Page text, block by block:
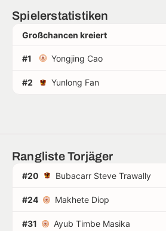
Spielerstatistiken
Großchancen kreiert
#1 Yongjing Cao
#2 Yunlong Fan
Rangliste Torjäger
#20 Bubacarr Steve Trawally
#24 Makhete Diop
#31 Ayub Timbe Masika